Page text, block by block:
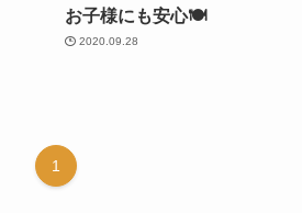
お子様にも安心🍽
2020.09.28
1